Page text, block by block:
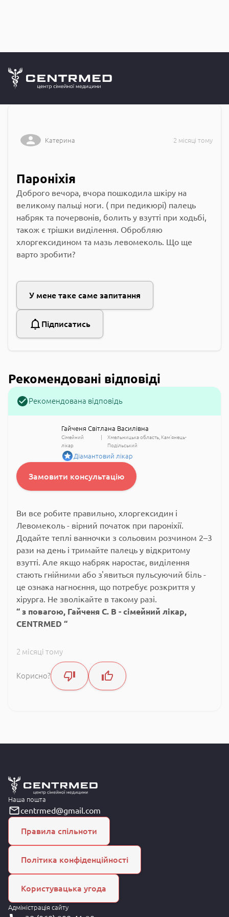
CENTRMED: Задай питання лікарю онлайн
Катерина 2 місяці тому
Пароніхія
Доброго вечора, вчора пошкодила шкіру на
великому пальці ноги. ( при педикюрі) палець
набряк та почервонів, болить у взутті при ходьбі,
також є трішки виділення. Обробляю
хлоргексидином та мазь левомеколь. Що ще
варто зробити?
У мене таке саме запитання
Підписатись
Рекомендовані відповіді
Рекомендована відповідь
Гайченя Світлана Василівна
Сімейний
лікар
Хмельницька область Кам'янець-
Подільський
Діамантовий лікар
Замовити консультацію
Ви все робите правильно, хлоргексидин і
Левомеколь - вірний початок при пароніхії.
Додайте теплі ванночки з сольовим розчином 2–3
рази на день і тримайте палець у відкритому
взутті. Але якщо набряк наростає, виділення
стають гнійними або з'явиться пульсуючий біль -
це ознака нагноєння, що потребує розкриття у
хірурга. Не зволікайте в такому разі.
з повагою, Гайченя С. В - сімейний лікар,
CENTRMED
2 місяці тому
Корисно?
Наша пошта
centrmed@gmail.com
Правила спільноти
Політика конфіденційності
Користувацька угода
Адміністрація сайту